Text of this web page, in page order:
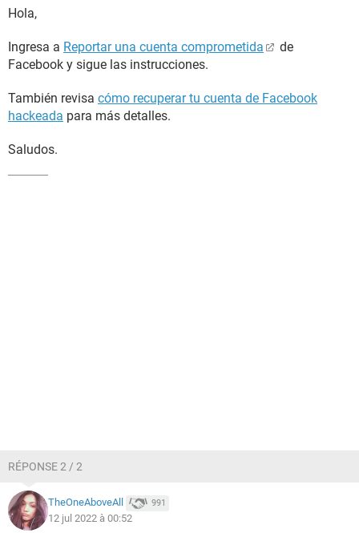
Hola,
Ingresa a Reportar una cuenta comprometida
de
Facebook y sigue las instrucciones.
También revisa cómo recuperar tu cuenta de Facebook
hackeada para más detalles.
Saludos.
RÉPONSE 2 / 2
TheOneAboveAll 991
12 jul 2022 à 00:52